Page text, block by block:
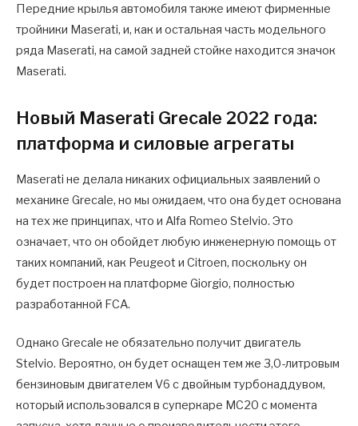
Передние крылья автомобиля также имеют фирменные
тройники Maserati, и, как и остальная часть модельного
ряда Maserati, на самой задней стойке находится значок
Maserati.
Новый Maserati Grecale 2022 года:
платформа и силовые агрегаты
Maserati не делала никаких официальных заявлений о
механике Grecale, но мы ожидаем, что она будет основана
на тех же принципах, что и Alfa Romeo Stelvio. Это
означает, что он обойдет любую инженерную помощь от
таких компаний, как Peugeot и Citroen, поскольку он
будет построен на платформе Giorgio, полностью
разработанной FCA.
Однако Grecale не обязательно получит двигатель
Stelvio. Вероятно, он будет оснащен тем же 3,0-литровым
бензиновым двигателем V6 с двойным турбонаддувом,
который использовался в суперкаре MC20 с момента